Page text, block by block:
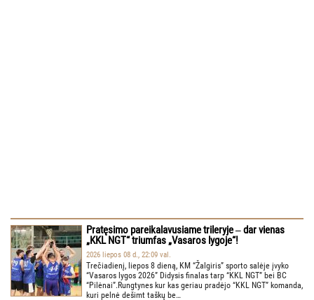
Pratęsimo pareikalavusiame trileryje ‒ dar vienas
„KKL NGT“ triumfas „Vasaros lygoje“!
2026 liepos 08 d., 22:09 val.
Trečiadienį, liepos 8 dieną, KM “Žalgiris” sporto salėje įvyko
“Vasaros lygos 2026” Didysis finalas tarp “KKL NGT” bei BC
“Pilėnai”.Rungtynes kur kas geriau pradėjo “KKL NGT” komanda,
kuri pelnė dešimt taškų be…